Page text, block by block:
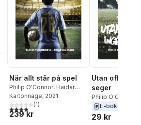
När allt står på spel
Philip O'Connor, Haidar
Hajdari
Kartonnage, 2021
4,0utav 5 stjärnor. Totalt antal röster:
(1)
239 kr
Utan offer,
seger
Philip O'Connor
Hajdari
E-bok
29 kr